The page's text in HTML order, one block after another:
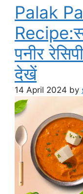
Palak
पनीर
देखें
14 April 2024 by